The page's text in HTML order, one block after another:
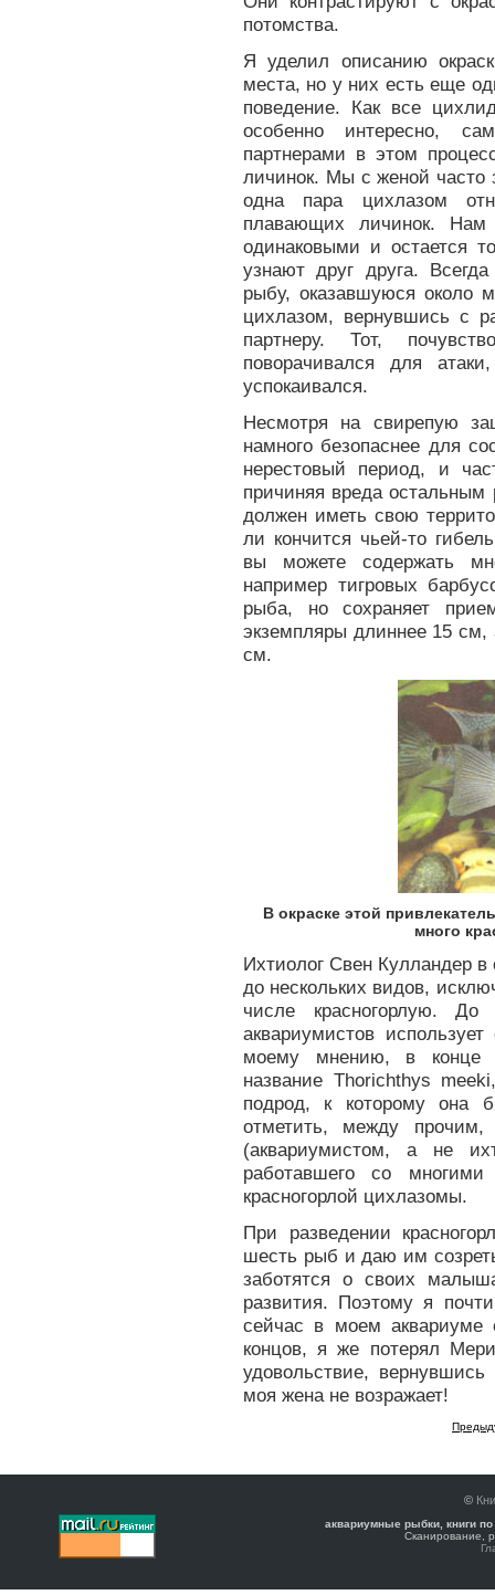
потомства.
Я уделил описанию
места, но у них есть еще
поведение. Как все
особенно интересно,
партнерами в этом
личинок. Мы с женой часто
одна пара цихлазом
плавающих личинок.
одинаковыми и остается
узнают друг друга.
рыбу, оказавшуюся около
цихлазом, вернувшись с
партнеру. Тот,
поворачивался для
успокаивался.
Несмотря на свирепую
намного безопаснее для
нерестовый период, и
причиняя вреда
должен иметь свою
ли кончится чьей-то
вы можете содержать
например тигровых
рыба, но сохраняет
экземпляры длиннее 15
см.
В окраске этой
много
Ихтиолог Свен Кулландер в
до нескольких видов,
числе красногорлую. До
аквариумистов
моему мнению, в конце
название Thorichthys
подрод, к которому она
отметить, между
(аквариумистом, а не
работавшего со
красногорлой цихлазомы.
При разведении
шесть рыб и даю им
заботятся о своих
развития. Поэтому я
сейчас в моем аквариуме
концов, я же потерял
удовольствие,
моя жена не возражает!
©
аквариумные рыбки, книги
Сканирование,